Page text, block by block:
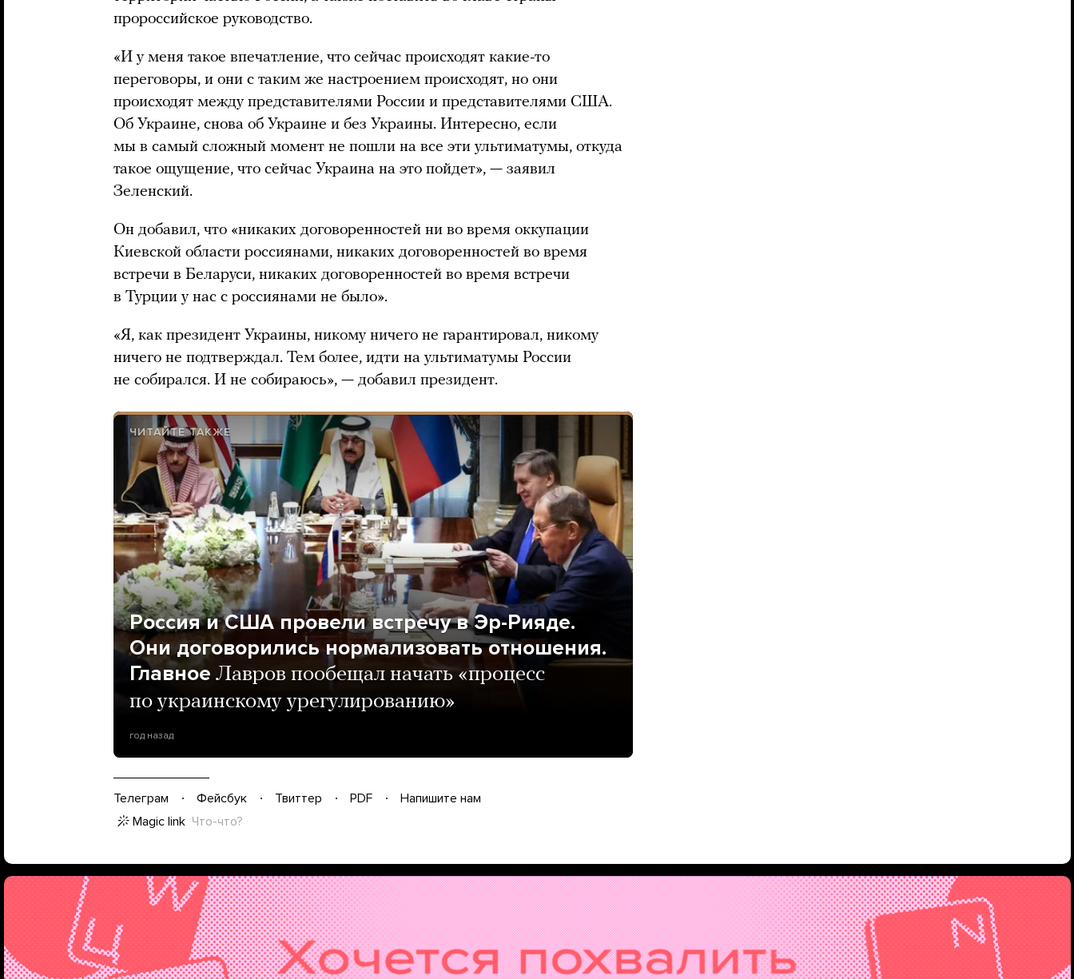
пророссийское руководство.
«И у меня такое впечатление, что сейчас происходят какие-то
переговоры, и они с таким же настроением происходят, но они
происходят между представителями России и представителями США.
Об Украине, снова об Украине и без Украины. Интересно, если
мы в самый сложный момент не пошли на все эти ультиматумы, откуда
такое ощущение, что сейчас Украина на это пойдет», — заявил
Зеленский.
Он добавил, что «никаких договоренностей ни во время оккупации
Киевской области россиянами, никаких договоренностей во время
встречи в Беларуси, никаких договоренностей во время встречи
в Турции у нас с россиянами не было».
«Я, как президент Украины, никому ничего не гарантировал, никому
ничего не подтверждал. Тем более, идти на ультиматумы России
не собирался. И не собираюсь», — добавил президент.
ЧИТАЙТЕ ТАКЖЕ
Россия и США провели встречу в Эр-Рияде.
Они договорились нормализовать отношения.
Главное Лавров пообещал начать «процесс
по украинскому урегулированию»
год назад
Телеграм Фейсбук Твиттер PDF
Напишите нам
Magic link Что-что?